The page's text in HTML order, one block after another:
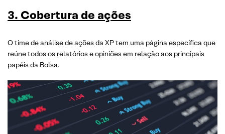
3. Cobertura de ações
O time de análise de ações da XP tem uma página específica que
reúne todos os relatórios e opiniões em relação aos principais
papéis da Bolsa.